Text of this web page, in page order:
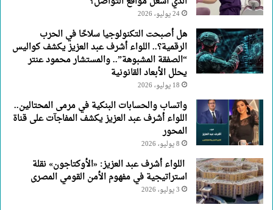
24 يوليو، 2026
هل أصبحت التكنولوجيا سلاحًا في الحرب
الرقمية؟.. اللواء أشرف عبد العزيز يكشف كواليس
“الصفقة المشبوهة”.. والمستشار محمود عنتر
يحلل الأبعاد القانونية
18 يوليو، 2026
واتساب والحسابات البنكية في مرمى المحتالين..
اللواء أشرف عبد العزيز يكشف المفاجآت على قناة
المحور
8 يوليو، 2026
اللواء أشرف عبد العزيز: «الأوكتاجون» نقلة
استراتيجية في مفهوم الأمن القومي المصرى
3 يوليو، 2026